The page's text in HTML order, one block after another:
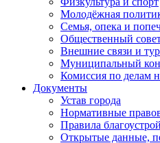
Молодёжная
Семья, опека и
Общественный
Внешние связи и
Муниципальный
Комиссия по делам
Документы
Устав города
Нормативные
Правила
Открытые данные,